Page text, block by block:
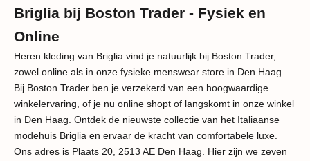
Briglia bij Boston Trader - Fysiek en
Online
Heren kleding van Briglia vind je natuurlijk bij Boston Trader,
zowel online als in onze fysieke menswear store in Den Haag.
Bij Boston Trader ben je verzekerd van een hoogwaardige
winkelervaring, of je nu online shopt of langskomt in onze winkel
in Den Haag. Ontdek de nieuwste collectie van het Italiaanse
modehuis Briglia en ervaar de kracht van comfortabele luxe.
Ons adres is Plaats 20, 2513 AE Den Haag. Hier zijn we zeven